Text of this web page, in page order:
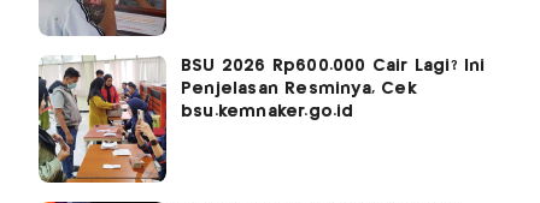
BSU 2026 Rp600.000 Cair Lagi? Ini
Penjelasan Resminya, Cek
bsu.kemnaker.go.id